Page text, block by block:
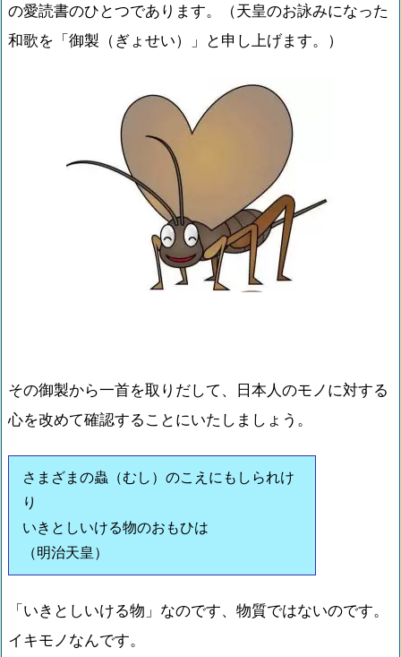
の愛読書のひとつであります。（天皇のお詠みになった
和歌を「御製（ぎょせい）」と申し上げます。）
その御製から一首を取りだして、日本人のモノに対する
心を改めて確認することにいたしましょう。
さまざまの蟲（むし）のこえにもしられけ
り
いきとしいける物のおもひは
（明治天皇）
「いきとしいける物」なのです、物質ではないのです。
イキモノなんです。